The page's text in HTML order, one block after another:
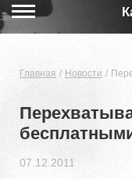
Главная Новости
07.12.2011